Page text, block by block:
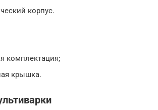
корпус.
комплектация;
крышка.